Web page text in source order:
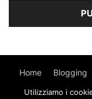
Home Blogging
Utilizziamo i